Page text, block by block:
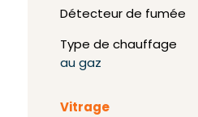
Détecteur de fumée
Type de chauffage
au gaz
Vitrage